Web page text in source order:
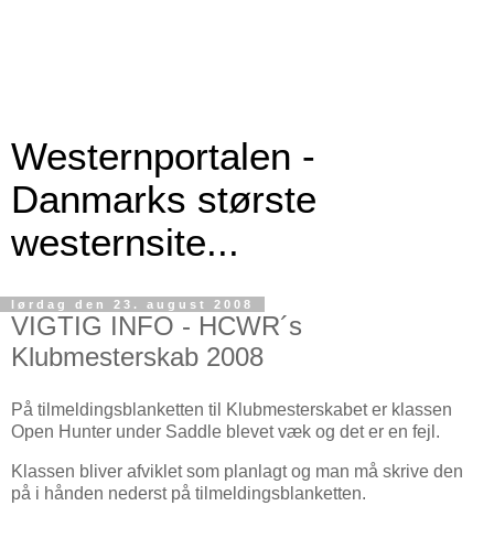
Westernportalen -
Danmarks største
westernsite...
lørdag den 23. august 2008
VIGTIG INFO - HCWR´s
Klubmesterskab 2008
På tilmeldingsblanketten til Klubmesterskabet er klassen
Open Hunter under Saddle blevet væk og det er en fejl.
Klassen bliver afviklet som planlagt og man må skrive den
på i hånden nederst på tilmeldingsblanketten.